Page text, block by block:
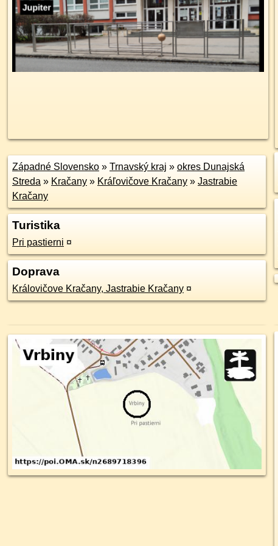
Západné Slovensko » Trnavský kraj » okres Dunajská
Streda » Kračany » Kráľovičove Kračany » Jastrabie
Kračany
Turistika
Pri pastierni ¤
Doprava
Královičove Kračany, Jastrabie Kračany ¤